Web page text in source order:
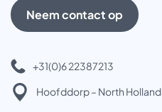
Neem contact op
+31(0)6 22387213
Hoofddorp – North Holland